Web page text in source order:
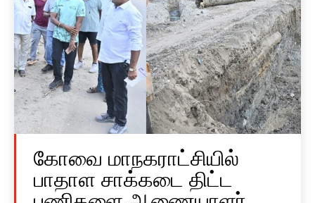
கோவை மாநகராட்சியில்
பாதாள சாக்கடை திட்ட